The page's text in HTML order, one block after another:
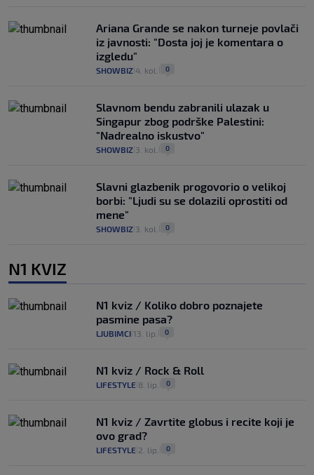
Ariana Grande se nakon turneje povlači
iz javnosti: "Dosta joj je komentara o
izgledu"
SHOWBIZ 4. kol. 0
Slavnom bendu zabranili ulazak u
Singapur zbog podrške Palestini:
"Nadrealno iskustvo"
SHOWBIZ 3. kol. 0
Slavni glazbenik progovorio o velikoj
borbi: "Ljudi su se dolazili oprostiti od
mene"
SHOWBIZ 3. kol. 0
N1 KVIZ
N1 kviz / Koliko dobro poznajete
pasmine pasa?
LJUBIMCI 13. lip. 0
N1 kviz / Rock & Roll
LIFESTYLE 8. lip. 0
N1 kviz / Zavrtite globus i recite koji je
ovo grad?
LIFESTYLE 2. lip. 0